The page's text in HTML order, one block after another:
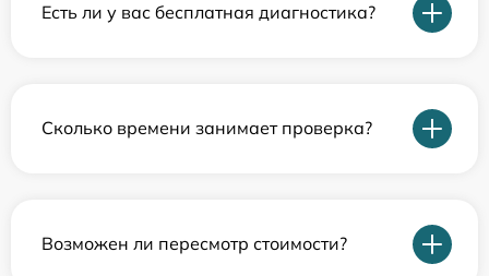
Есть ли у вас бесплатная диагностика?
Сколько времени занимает проверка?
Возможен ли пересмотр стоимости?